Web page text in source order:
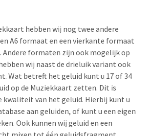
hebben wij nog twee andere
A6 formaat en een vierkante formaat
Andere formaten zijn ook mogelijk op
wij naast de drieluik variant ook
Wat betreft het geluid kunt u 17 of 34
op de Muziekkaart zetten. Dit is
kwaliteit van het geluid. Hierbij kunt u
aan geluiden, of kunt u een eigen
Ook kunnen wij geluid en een